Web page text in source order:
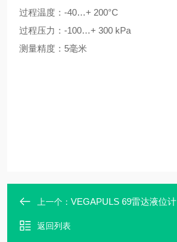
过程温度：-40…+ 200°C
过程压力：-100…+ 300 kPa
测量精度：5毫米
上一个： VEGAPULS 69雷达液位计
返回列表